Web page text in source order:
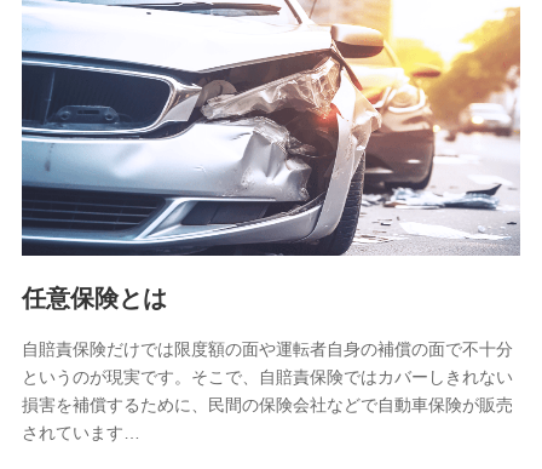
【共同して利用される利用データの項目】
当社又は株式会社NTTドコモがサービス提供等を通じて取得
した、以下の情報などの個人データ
基本情報
氏名、電話番号、メールアドレス、お客さまの識別子、
属性、連絡先、dポイントサービスのご利用に関する情
報。例として、dポイントカード番号、性別、年齢、家族
構成、住所、dポイント残高、dポイント利用履歴などが
含まれます。
当社又は株式会社NTTドコモが提供する各種サービスな
又は株式会社NTTドコモが提供する各種サービスのご契
約状態・ご利用履歴インターネット利用時の行動に関す
る情報、アプリケーション利用時の行動に関する情報、
購入されたサービスや商品の名称・購入場所・決済に関
する情報、アンケートの回答に関する情報などが含まれ
任意保険とは
自賠責保険だけでは限度額の面や運転者自身の補償の面で不十分
というのが現実です。そこで、自賠責保険ではカバーしきれない
損害を補償するために、民間の保険会社などで自動車保険が販売
されています…